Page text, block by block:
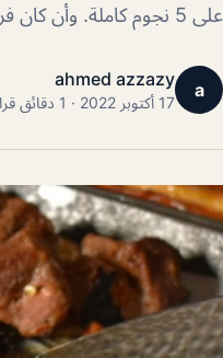
على 5 نجوم كاملة. وأن كان فريق العمل لطيف
a
ahmed azzazy
17 أكتوبر 2022 · 1 دقائق قراءة